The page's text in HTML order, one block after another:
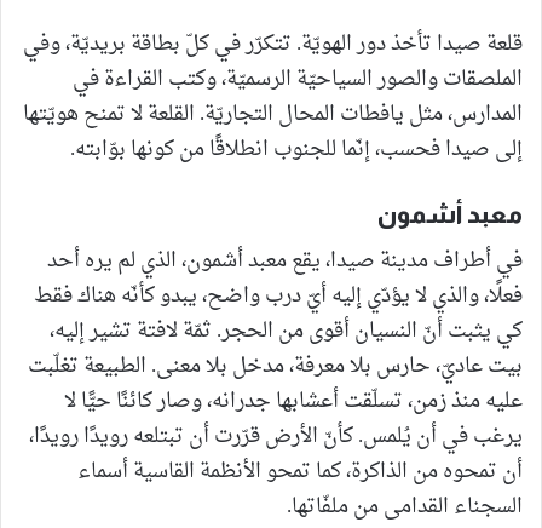
قلعة صيدا تأخذ دور الهويّة. تتكرّر في كلّ بطاقة بريديّة، وفي
الملصقات والصور السياحيّة الرسميّة، وكتب القراءة في
المدارس، مثل يافطات المحال التجاريّة. القلعة لا تمنح هويّتها
إلى صيدا فحسب، إنّما للجنوب انطلاقًا من كونها بوّابته.
معبد أشمون
في أطراف مدينة صيدا، يقع معبد أشمون، الذي لم يره أحد
فعلًا، والذي لا يؤدّي إليه أيّ درب واضح، يبدو كأنّه هناك فقط
كي يثبت أنّ النسيان أقوى من الحجر. ثمّة لافتة تشير إليه،
بيت عاديّ، حارس بلا معرفة، مدخل بلا معنى. الطبيعة تغلّبت
عليه منذ زمن، تسلّقت أعشابها جدرانه، وصار كائنًا حيًّا لا
يرغب في أن يُلمس. كأنّ الأرض قرّرت أن تبتلعه رويدًا رويدًا،
أن تمحوه من الذاكرة، كما تمحو الأنظمة القاسية أسماء
السجناء القدامى من ملفّاتها.